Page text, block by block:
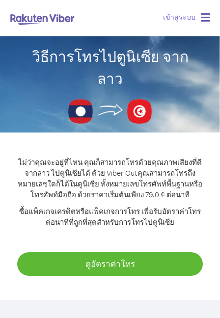
เข้าสู่ระบบ
วิธีการโทรไปตูนิเซีย จาก
ลาว
ไม่ว่าคุณจะอยู่ที่ไหน คุณก็สามารถโทรด้วยคุณภาพเสียงที่ดี
จากลาว ไปตูนิเซียได้ ด้วย Viber Outคุณสามารถโทรถึง
หมายเลขใดก็ได้ในตูนิเซีย ทั้งหมายเลขโทรศัพท์พื้นฐานหรือ
โทรศัพท์มือถือ ด้วยราคาเริ่มต้นเพียง 79.0 ¢ ต่อนาที
ซื้อแพ็คเกจเครดิตหรือแพ็คเกจการโทร เพื่อรับอัตราค่าโทร
ต่อนาทีที่ถูกที่สุดสำหรับการโทรไปตูนิเซีย
ดูอัตราค่าโทร